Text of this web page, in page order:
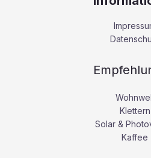
Klettern
Solar &
Kaffee